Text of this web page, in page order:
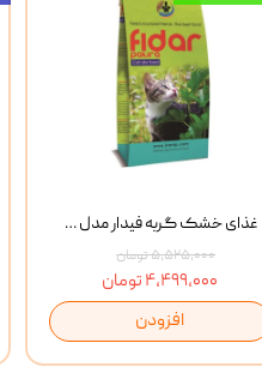
غذای خشک گربه فیدار مدل Adult وزن 10 کیلوگرم
۵,۵۲۵,۰۰۰ تومان
۴,۴۹۹,۰۰۰ تومان
افزودن